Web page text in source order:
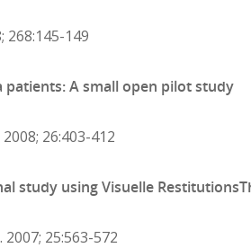
149
patients: A small open pilot study
26:403-412
study using Visuelle
25:563-572